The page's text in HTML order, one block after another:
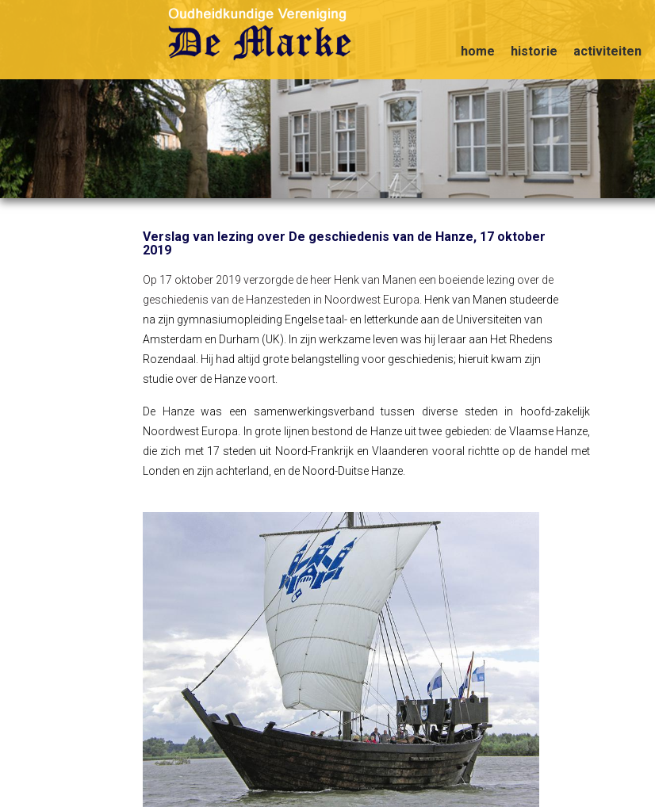
home historie activiteiten
Verslag van lezing over De geschiedenis van de Hanze, 17 oktober
2019
Op 17 oktober 2019 verzorgde de heer Henk van Manen een boeiende lezing over de
geschiedenis van de Hanzesteden in Noordwest Europa. Henk van Manen studeerde
na zijn gymnasiumopleiding Engelse taal- en letterkunde aan de Universiteiten van
Amsterdam en Durham (UK). In zijn werkzame leven was hij leraar aan Het Rhedens
Rozendaal.
Hij had altijd grote belangstelling voor geschiedenis; hieruit kwam zijn
studie over de Hanze voort.
De Hanze was een samenwerkingsverband tussen diverse steden in hoofd-zakelijk
Noordwest Europa. In grote lijnen bestond de Hanze uit twee gebieden: de Vlaamse Hanze,
die zich met 17 steden uit Noord-Frankrijk en Vlaanderen vooral richtte op de handel met
Londen en zijn achterland, en de Noord-Duitse Hanze.